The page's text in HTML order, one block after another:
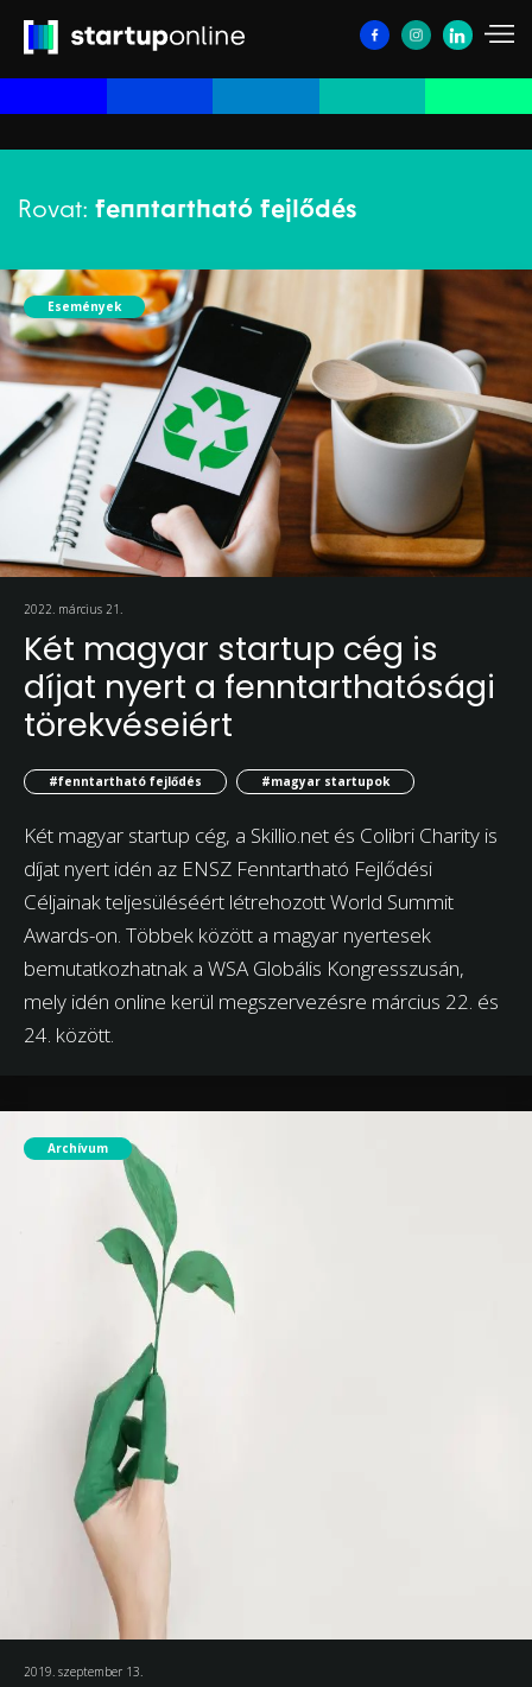
Rovat: fenntartható fejlődés
Események
2022. március 21.
Két magyar startup cég is
díjat nyert a fenntarthatósági
törekvéseiért
#fenntartható fejlődés #magyar startupok
Két magyar startup cég, a Skillio.net és Colibri Charity is
díjat nyert idén az ENSZ Fenntartható Fejlődési
Céljainak teljesüléséért létrehozott World Summit
Awards-on. Többek között a magyar nyertesek
bemutatkozhatnak a WSA Globális Kongresszusán,
mely idén online kerül megszervezésre március 22. és
24. között.
Archívum
2019. szeptember 13.